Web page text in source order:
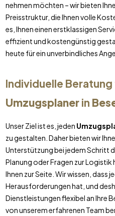
nehmen möchten – wir bieten
Preisstruktur, die Ihnen volle
es, Ihnen einen erstklassigen
effizient und kostengünstig
heute für ein unverbindliches
Individuelle Beratung
Umzugsplanerin
Unser Ziel ist es, jeden
zu gestalten. Daher bieten wir
Unterstützung bei jedem Schritt
Planung oder Fragen zur Logistik
Ihnen zur Seite. Wir wissen, dass
Herausforderungen hat, und
Dienstleistungen flexibel an Ihre
von unserem erfahrenen Team